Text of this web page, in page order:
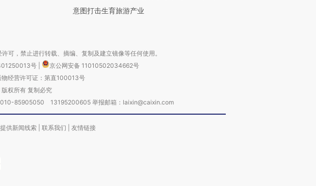
意图打击生育旅游产业
可，禁止进行转载、摘编、复制及建立镜像等任何使用。
号
京公网安备 11010502034662号
物经营许可证：第直100013号
权所有 复制必究
010-85905050 13195200605 举报邮箱：laixin@caixin.com
提供新闻线索 联系我们 友情链接